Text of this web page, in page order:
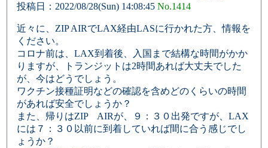
投稿日：2022/08/28(Sun) 14:08:45 No.1414
近々に、ZIP AIRでLAX経由LASに行かれた方、情報を
ください。
コロナ前は、LAX到着後、入国まで結構な時間がかか
りますが、トランジットは2時間あれば大丈夫でした
が、今はどうでしょう。
ワクチン接種証明などの確認を含めどのくらいの時間
があれば安全でしょうか？
また、帰りはZIP AIRが、９：３０出発ですが、LAX
には７：３０以前に到着していれば間に合う感じでし
ょうか？